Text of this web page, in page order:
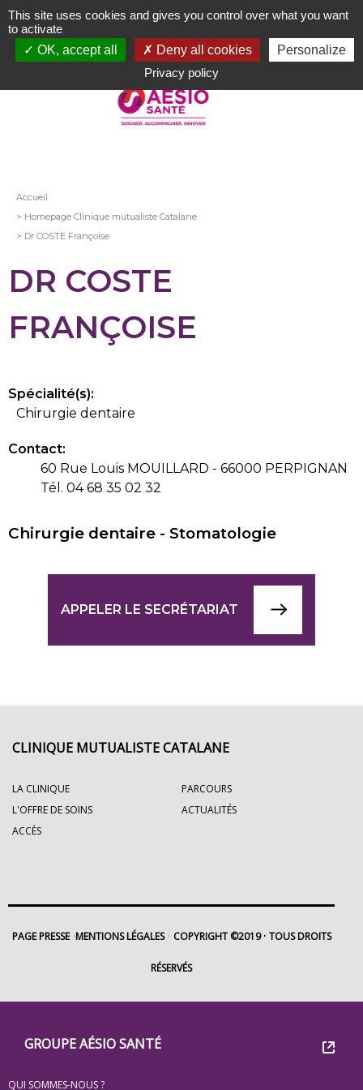
Aller
au
contenu
Fil
d'Ariane
Accueil
Homepage Clinique mutualiste Catalane
Dr COSTE Françoise
DR COSTE
FRANÇOISE
Spécialité(s):
Chirurgie dentaire
Contact:
60 Rue Louis MOUILLARD - 66000 PERPIGNAN
Tél. 04 68 35 02 32
Chirurgie dentaire - Stomatologie
APPELER LE SECRÉTARIAT
Groupe
Eovi
GROUPE AÉSIO SANTÉ
QUI SOMMES-NOUS ?
CLINIQUE MUTUALISTE CATALANE
LA CLINIQUE
PARCOURS
L'OFFRE DE SOINS
ACTUALITÉS
ACCÈS
PAGE PRESSE MENTIONS LÉGALES COPYRIGHT ©2019 TOUS DROITS
RÉSERVÉS
This site uses cookies and gives you control over what you want
to activate
OK, accept all
Deny all cookies
Personalize
Privacy policy